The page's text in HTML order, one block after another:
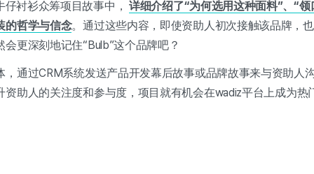
衬衫众筹项目故事中， 详细介绍了“为何选用这种面料”、“
的哲学与信念。通过这些内容，即使资助人初次接触该品牌，
更深刻地记住“Bulb”这个品牌吧？
，通过CRM系统发送产品开发幕后故事或品牌故事来与资助人
资助人的关注度和参与度，项目就有机会在wadiz平台上成为热